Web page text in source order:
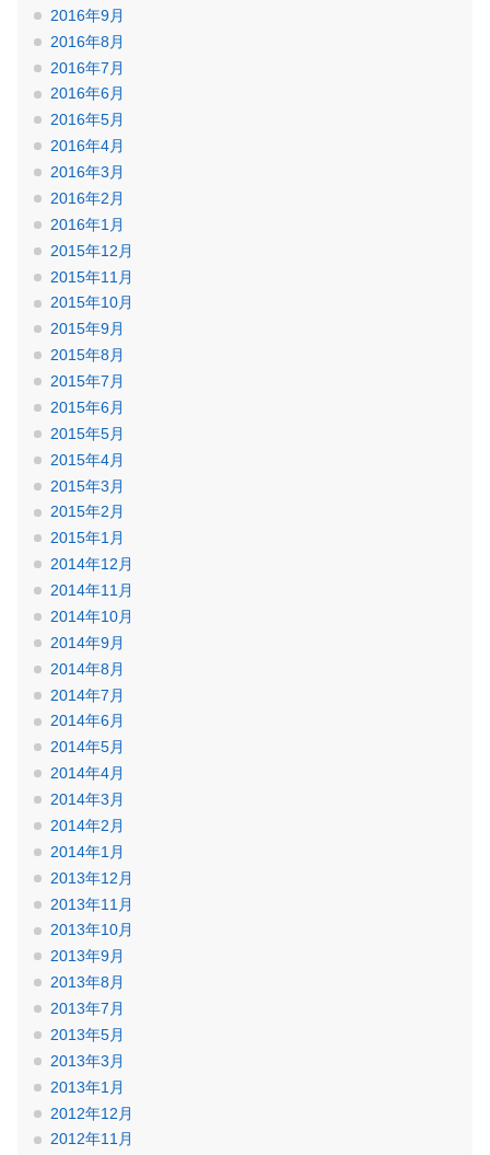
2016年9月
2016年8月
2016年7月
2016年6月
2016年5月
2016年4月
2016年3月
2016年2月
2016年1月
2015年12月
2015年11月
2015年10月
2015年9月
2015年8月
2015年7月
2015年6月
2015年5月
2015年4月
2015年3月
2015年2月
2015年1月
2014年12月
2014年11月
2014年10月
2014年9月
2014年8月
2014年7月
2014年6月
2014年5月
2014年4月
2014年3月
2014年2月
2014年1月
2013年12月
2013年11月
2013年10月
2013年9月
2013年8月
2013年7月
2013年5月
2013年3月
2013年1月
2012年12月
2012年11月